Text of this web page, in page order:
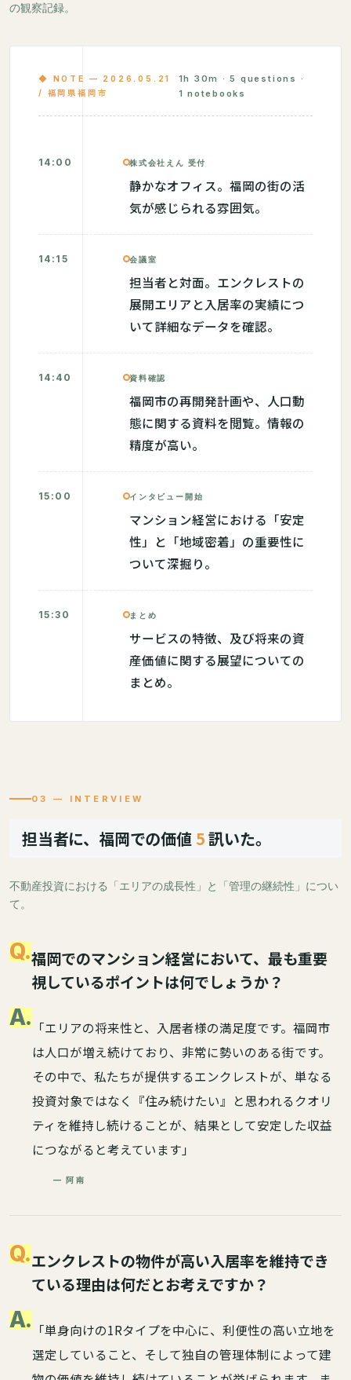
の観察記録。
◆ NOTE — 2026.05.21
/ 福岡県福岡市
1h 30m · 5 questions ·
1 notebooks
14:00 株式会社えん 受付
静かなオフィス。福岡の街の活
気が感じられる雰囲気。
14:15 会議室
担当者と対面。エンクレストの
展開エリアと入居率の実績につ
いて詳細なデータを確認。
14:40 資料確認
福岡市の再開発計画や、人口動
態に関する資料を閲覧。情報の
精度が高い。
15:00 インタビュー開始
マンション経営における「安定
性」と「地域密着」の重要性に
ついて深掘り。
15:30 まとめ
サービスの特徴、及び将来の資
産価値に関する展望についての
まとめ。
03 — INTERVIEW
担当者に、福岡での価値5訊いた。
不動産投資における「エリアの成長性」と「管理の継続性」につい
て。
Q.福岡でのマンション経営において、最も重要
視しているポイントは何でしょうか？
A.「エリアの将来性と、入居者様の満足度です。福岡市
は人口が増え続けており、非常に勢いのある街です。
その中で、私たちが提供するエンクレストが、単なる
投資対象ではなく『住み続けたい』と思われるクオリ
ティを維持し続けることが、結果として安定した収益
につながると考えています」
— 阿南
Q.エンクレストの物件が高い入居率を維持でき
ている理由は何だとお考えですか？
A.「単身向けの1Rタイプを中心に、利便性の高い立地を
選定していること、そして独自の管理体制によって建